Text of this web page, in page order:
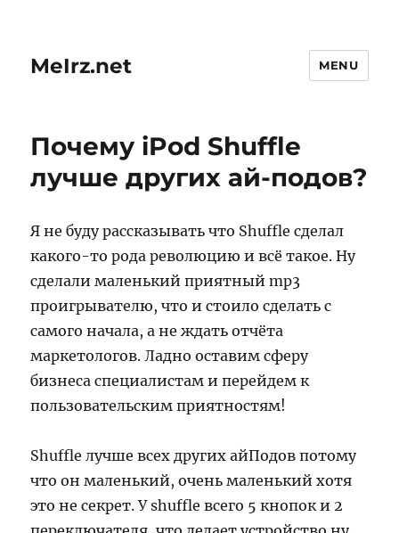
MeIrz.net MENU
Почему iPod Shuffle
лучше других ай-подов?
Я не буду рассказывать что Shuffle сделал
какого-то рода революцию и всё такое. Ну
сделали маленький приятный mp3
проигрывателю, что и стоило сделать с
самого начала, а не ждать отчёта
маркетологов. Ладно оставим сферу
бизнеса специалистам и перейдем к
пользовательским приятностям!
Shuffle лучше всех других айПодов потому
что он маленький, очень маленький хотя
это не секрет. У shuffle всего 5 кнопок и 2